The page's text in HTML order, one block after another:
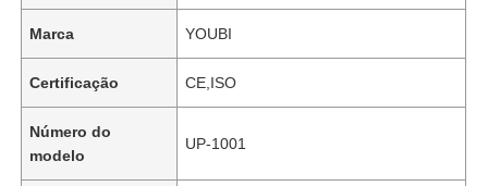
Marca YOUBI
Certificação CE,ISO
Número do
modelo
UP-1001